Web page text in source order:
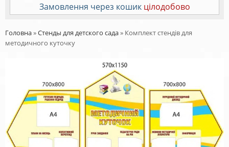
Замовлення через кошик цілодобово
Головна»Стенды для детского сада» Комплект стендів для
методичного куточку